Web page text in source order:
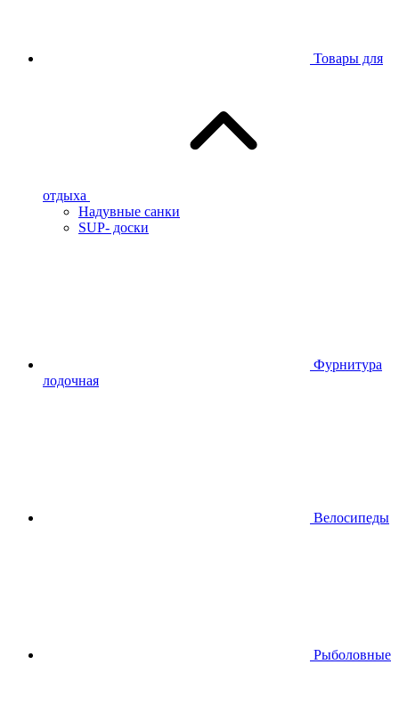
Товары для
отдыха
Надувные санки
SUP- доски
Фурнитура
лодочная
Велосипеды
Рыболовные